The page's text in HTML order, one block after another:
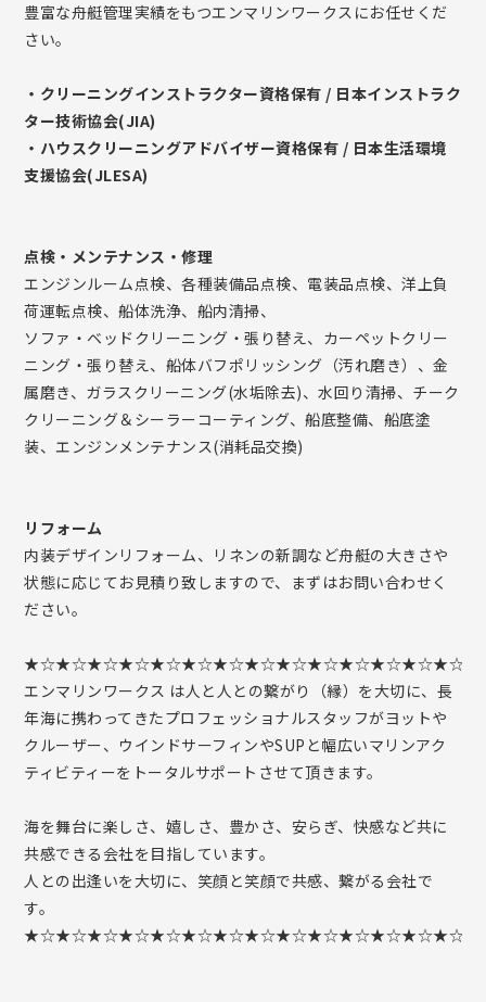
豊富な舟艇管理実績をもつエンマリンワークスにお任せくだ
さい。
・クリーニングインストラクター資格保有 / 日本インストラク
ター技術協会(JIA)
・ハウスクリーニングアドバイザー資格保有 / 日本生活環境
支援協会(JLESA)
点検・メンテナンス・修理
エンジンルーム点検、各種装備品点検、電装品点検、洋上負
荷運転点検、船体洗浄、船内清掃、
ソファ・ベッドクリーニング・張り替え、カーペットクリー
ニング・張り替え、船体バフポリッシング（汚れ磨き）、金
属磨き、ガラスクリーニング(水垢除去)、水回り清掃、チーク
クリーニング＆シーラーコーティング、船底整備、船底塗
装、エンジンメンテナンス(消耗品交換)
リフォーム
内装デザインリフォーム、リネンの新調など舟艇の大きさや
状態に応じてお見積り致しますので、まずはお問い合わせく
ださい。
エンマリンワークス は人と人との繋がり（縁）を大切に、長
年海に携わってきたプロフェッショナルスタッフがヨットや
クルーザー、ウインドサーフィンやSUPと幅広いマリンアク
ティビティーをトータルサポートさせて頂きます。
海を舞台に楽しさ、嬉しさ、豊かさ、安らぎ、快感など共に
共感できる会社を目指しています。
人との出逢いを大切に、笑顔と笑顔で共感、繋がる会社で
す。